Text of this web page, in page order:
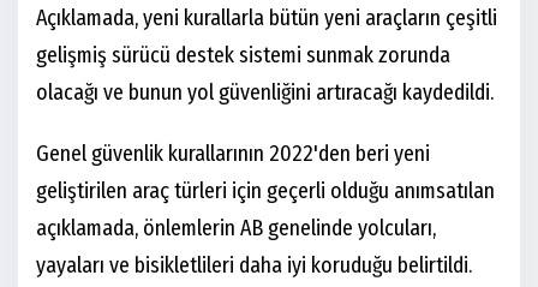
Açıklamada, yeni kurallarla bütün yeni araçların çeşitli
gelişmiş sürücü destek sistemi sunmak zorunda
olacağı ve bunun yol güvenliğini artıracağı kaydedildi.
Genel güvenlik kurallarının 2022'den beri yeni
geliştirilen araç türleri için geçerli olduğu anımsatılan
açıklamada, önlemlerin AB genelinde yolcuları,
yayaları ve bisikletlileri daha iyi koruduğu belirtildi.